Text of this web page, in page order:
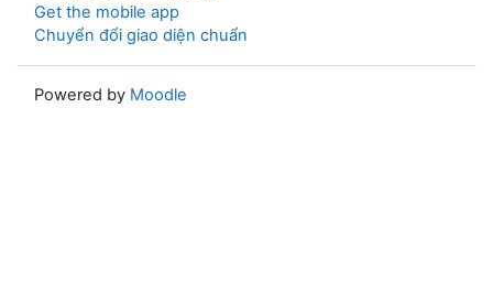
Get the mobile app
Chuyển đổi giao diện chuẩn
Powered by Moodle